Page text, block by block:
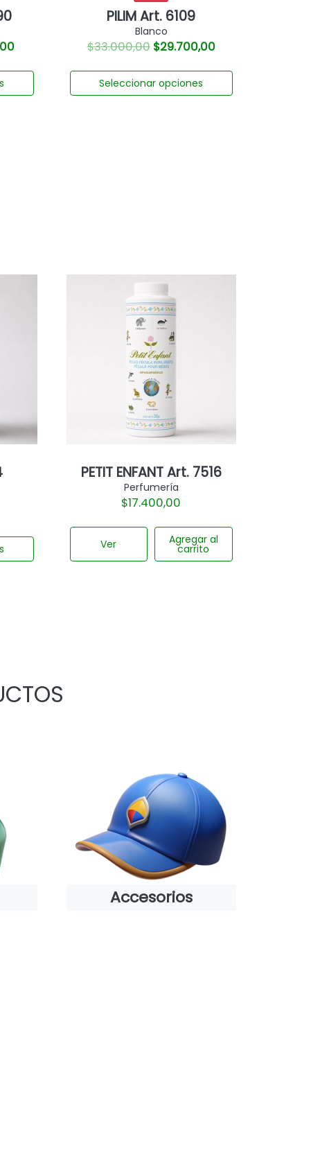
PILIM Art. 6109
Blanco
$33.000,00 $29.700,00
Seleccionar opciones
PETIT ENFANT Art. 7516
Perfumería
$17.400,00
Ver Agregar al
carrito
Accesorios